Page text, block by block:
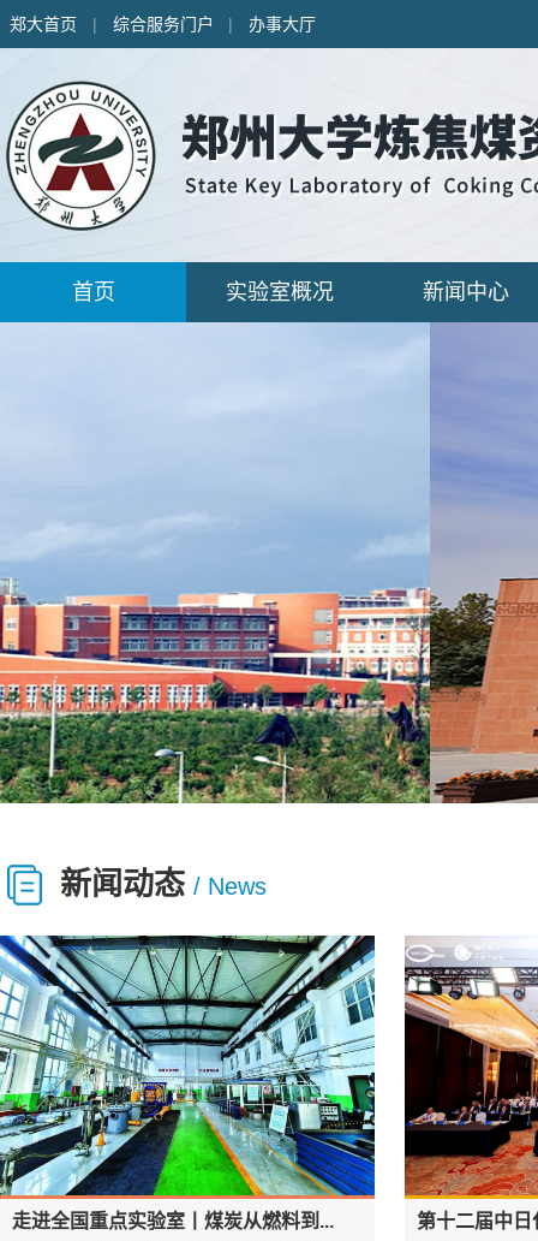
郑大首页 | 综合服务门户 | 办事大厅
首页 实验室概况 新闻中心
新闻动态 / News
走进全国重点实验室丨煤炭从燃料到... 第十二届中日